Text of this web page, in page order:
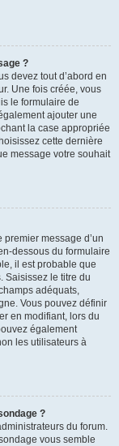
?
devez tout d’abord en
Une fois créée, vous
le formulaire de
ajouter une
la case appropriée
cette dernière
message votre souhait
message d’un
dessous du formulaire
il est probable que
Saisissez le titre du
adéquats,
Vous pouvez définir
en modifiant, lors du
également
les utilisateurs à
?
du forum.
vous semble